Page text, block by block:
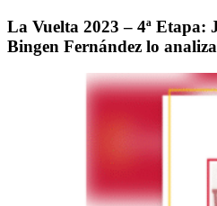
La Vuelta 2023 – 4ª Etapa:
Bingen Fernández lo